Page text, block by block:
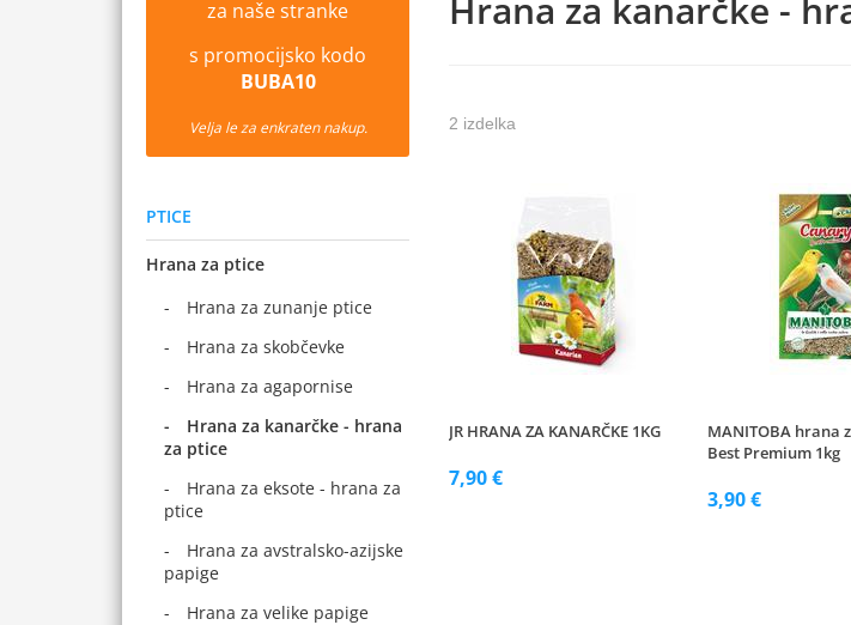
za naše stranke
s promocijsko kodo
BUBA10
Velja le za enkraten nakup.
PTICE
Hrana za ptice
Hrana za zunanje ptice
Hrana za skobčevke
Hrana za agapornise
Hrana za kanarčke - hrana
za ptice
Hrana za eksote - hrana za
ptice
Hrana za avstralsko-azijske
papige
Hrana za velike papige
Hrana za kanarčke -
2 izdelka
JR HRANA ZA KANARČKE 1KG
7,90 €
MANITOBA hrana
Best Premium 1kg
3,90 €